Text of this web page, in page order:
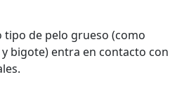
de pelo grueso (como
bigote) entra en contacto con